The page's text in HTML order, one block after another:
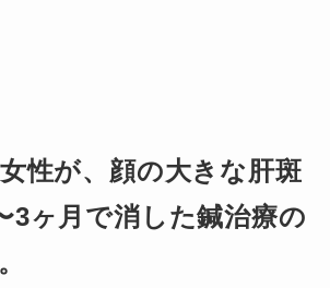
性が、顔の大きな肝斑
3ヶ月で消した鍼治療の